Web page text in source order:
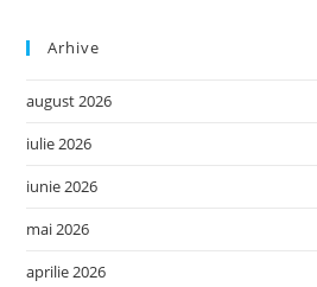
Arhive
august 2026
iulie 2026
iunie 2026
mai 2026
aprilie 2026